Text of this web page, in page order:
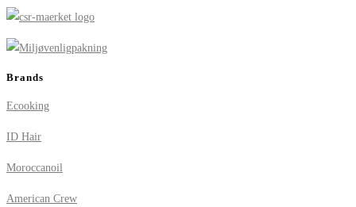
Brands
Ecooking
ID Hair
Moroccanoil
American Crew